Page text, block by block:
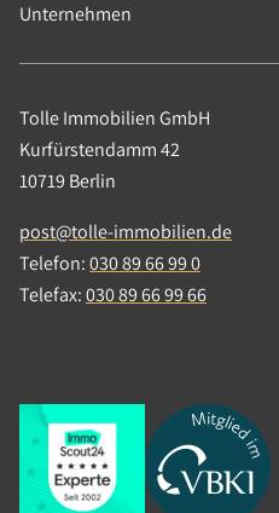
Unternehmen
Tolle Immobilien GmbH
Kurfürstendamm 42
10719 Berlin
post@tolle-immobilien.de
Telefon:030 89 66 99 0
Telefax:030 89 66 99 66